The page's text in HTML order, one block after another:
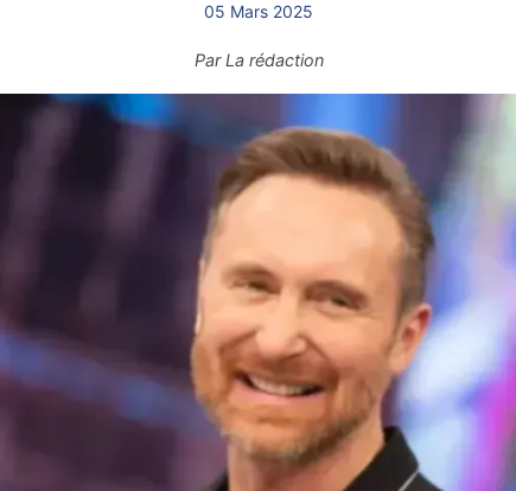
05 Mars 2025
ParLa rédaction